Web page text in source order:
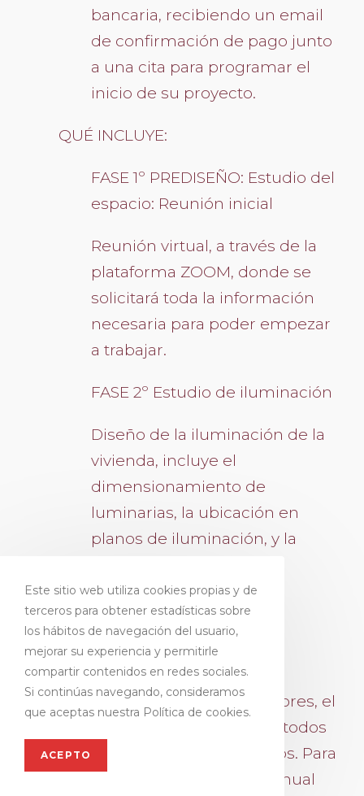
bancaria, recibiendo un email
de confirmación de pago junto
a una cita para programar el
inicio de su proyecto.
QUÉ INCLUYE:
FASE 1º PREDISEÑO: Estudio del
espacio: Reunión inicial
Reunión virtual, a través de la
plataforma ZOOM, donde se
solicitará toda la información
necesaria para poder empezar
a trabajar.
FASE 2º Estudio de iluminación
Diseño de la iluminación de la
vivienda, incluye el
dimensionamiento de
luminarias, la ubicación en
planos de iluminación, y la
FASE 3º Manual de estilo:
Moodboard e Infografias
En el manual de estilo se
definirán la paleta de colores, el
mobiliario , los textiles y todos
los elementos decorativos. Para
definir y concretar el manual
Este sitio web utiliza cookies propias y de
terceros para obtener estadísticas sobre
los hábitos de navegación del usuario,
mejorar su experiencia y permitirle
compartir contenidos en redes sociales.
Si continúas navegando, consideramos
que aceptas nuestra Política de cookies.
ACEPTO